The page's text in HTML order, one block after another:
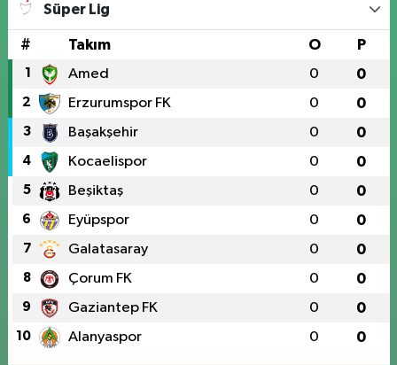
Süper Lig
# Takım O P
1 Amed 0 0
2 Erzurumspor FK 0 0
3 Başakşehir 0 0
4 Kocaelispor 0 0
5 Beşiktaş 0 0
6 Eyüpspor 0 0
7 Galatasaray 0 0
8 Çorum FK 0 0
9 Gaziantep FK 0 0
10 Alanyaspor 0 0